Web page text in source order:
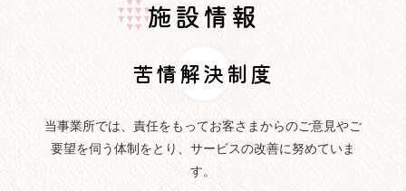
施設情報
苦情解決制度
当事業所では、責任をもってお客さまからのご意見やご
要望を伺う体制をとり、サービスの改善に努めていま
す。